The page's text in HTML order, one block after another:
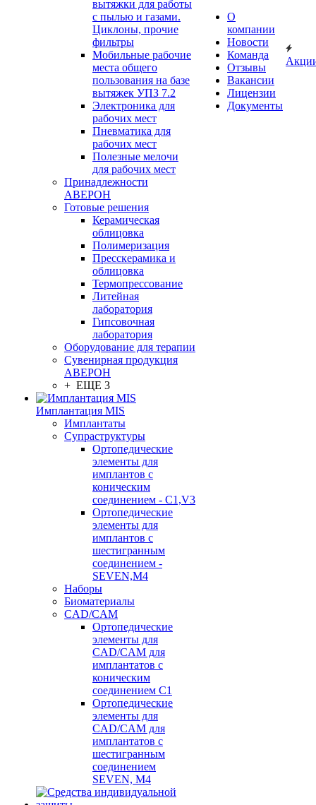
вытяжки для работы
с пылью и газами.
Циклоны, прочие
фильтры
Мобильные рабочие
места общего
пользования на базе
вытяжек УПЗ 7.2
Электроника для
рабочих мест
Пневматика для
рабочих мест
Полезные мелочи
для рабочих мест
Принадлежности
АВЕРОН
Готовые решения
Керамическая
облицовка
Полимеризация
Пресскерамика и
облицовка
Термопрессование
Литейная
лаборатория
Гипсовочная
лаборатория
Оборудование для терапии
Сувенирная продукция
АВЕРОН
+ ЕЩЕ 3
Имплантация MIS
Имплантаты
Супраструктуры
Ортопедические
элементы для
имплантов с
коническим
соединением - C1,V3
Ортопедические
элементы для
имплантов с
шестигранным
соединением -
SEVEN,M4
Наборы
Биоматериалы
CAD/CAM
Ортопедические
элементы для
CAD/CAM для
имплантатов с
коническим
соединением С1
Ортопедические
элементы для
CAD/CAM для
имплантатов с
шестигранным
соединением
SEVEN, М4
О
компании
Новости
Команда
Отзывы
Вакансии
Лицензии
Документы